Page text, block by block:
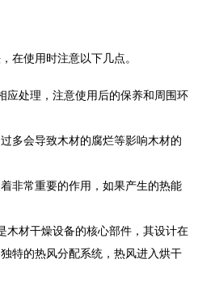
在使用时注意以下几点。
应处理，注意使用后的保养和周围环
多会导致木材的腐烂等影响木材的
非常重要的作用，如果产生的热能
木材干燥设备的核心部件，其设计在
特的热风分配系统，热风进入烘干